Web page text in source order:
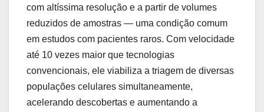
com altíssima resolução e a partir de volumes
reduzidos de amostras — uma condição comum
em estudos com pacientes raros. Com velocidade
até 10 vezes maior que tecnologias
convencionais, ele viabiliza a triagem de diversas
populações celulares simultaneamente,
acelerando descobertas e aumentando a